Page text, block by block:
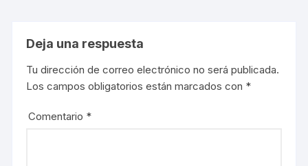
Deja una respuesta
Tu dirección de correo electrónico no será publicada.
Los campos obligatorios están marcados con *
Comentario *